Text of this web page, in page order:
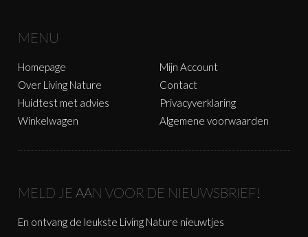
MENU
Homepage
Over Living Nature
Huidtest met advies
Winkelwagen
Mijn Account
Contact
Privacyverklaring
Algemene voorwaarden
MELD JE AAN VOOR DE NIEUWSBRIEF!
En ontvang de leukste Living Nature nieuwtjes